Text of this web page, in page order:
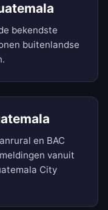
bekendste
buitenlandse
en BAC
vanuit
City